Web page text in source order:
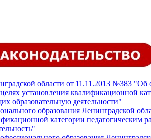
области от 11.11.2013 №383
установления квалификационной
образовательную деятельности"
образования Ленинградской
категории